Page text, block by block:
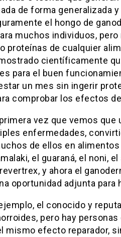
de forma generalizada
el hongo de
muchos individuos,
proteínas de cualquier
científicamente
para el buen
un mes sin ingerir
comprobar los efectos
vez que vemos que
enfermedades,
de ellos en
el guaraná, el noni,
y ahora el
oportunidad adjunta para
el conocido y
pero hay
mismo efecto reparador,